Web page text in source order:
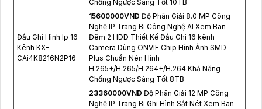
Chống Ngược Sáng Tốt 10TB
Đầu Ghi Hình Ip 16
Kênh KX-
CAi4K8216N2P16
15600000VNÐ Độ Phân Giải 8.0 MP Công
Nghệ IP Trang Bị Công Nghệ AI Xem Ban
Đêm 2 HDD Thiết Kế Đầu Ghi 16 kênh
Camera Dùng ONVIF Chip Hình Ảnh SMD
Plus Chuẩn Nén Hình
H.265+/H.265/H.264+/H.264 Khả Năng
Chống Ngược Sáng Tốt 8TB
23360000VNÐ Độ Phân Giải 12 MP Công
Nghệ IP Trang Bị Ghi Hình Sắt Nét Xem Ban